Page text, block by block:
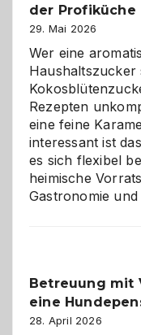
der Profiküche
29. Mai 2026
Wer eine
Rezepten
eine feine
interessant ist
es sich flexibel
heimische
Gastronomie
Betreuung mit
eine
28. April 2026